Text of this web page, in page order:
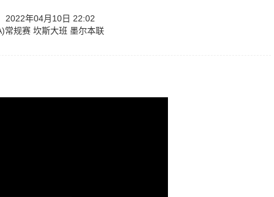
2022年04月10日 22:02
常规赛 坎斯大班 墨尔本联